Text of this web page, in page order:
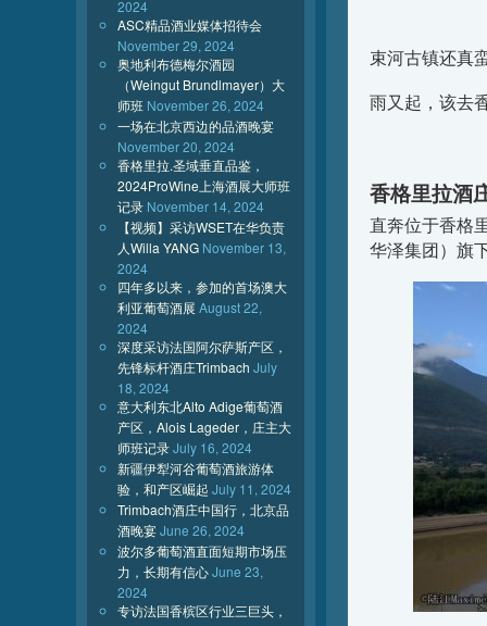
束河古镇还真
雨又起，该去
香格里拉酒
直奔位于香格
华泽集团）旗
2024
ASC精品酒业媒体招待会
November 29, 2024
奥地利布德梅尔酒园
（Weingut Brundlmayer）大
师班 November 26, 2024
一场在北京西边的品酒晚宴
November 20, 2024
香格里拉.圣域垂直品鉴，
2024ProWine上海酒展大师班
记录 November 14, 2024
【视频】采访WSET在华负责
人Willa YANG November 13,
2024
四年多以来，参加的首场澳大
利亚葡萄酒展 August 22,
2024
深度采访法国阿尔萨斯产区，
先锋标杆酒庄Trimbach July
18, 2024
意大利东北Alto Adige葡萄酒
产区，Alois Lageder，庄主大
师班记录July 16, 2024
新疆伊犁河谷葡萄酒旅游体
验，和产区崛起 July 11, 2024
Trimbach酒庄中国行，北京品
酒晚宴June 26, 2024
波尔多葡萄酒直面短期市场压
力，长期有信心June 23,
2024
专访法国香槟区行业三巨头，